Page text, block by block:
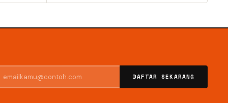
DAFTAR SEKARANG